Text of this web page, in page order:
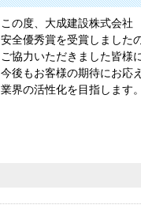
この度、大成建設株式会
安全優秀賞を受賞しました
ご協力いただきました皆様
今後もお客様の期待にお応
業界の活性化を目指します。